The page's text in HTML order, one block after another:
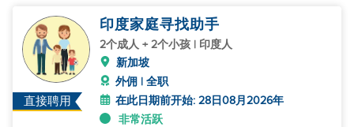
直接聘用
印度家庭寻找助手
2个成人 + 2个小孩 | 印度人
新加坡
外佣 | 全职
在此日期前开始: 28日08月2026年
非常活跃